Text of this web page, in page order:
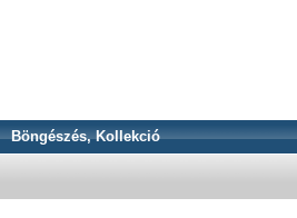
Böngészés, Kollekció